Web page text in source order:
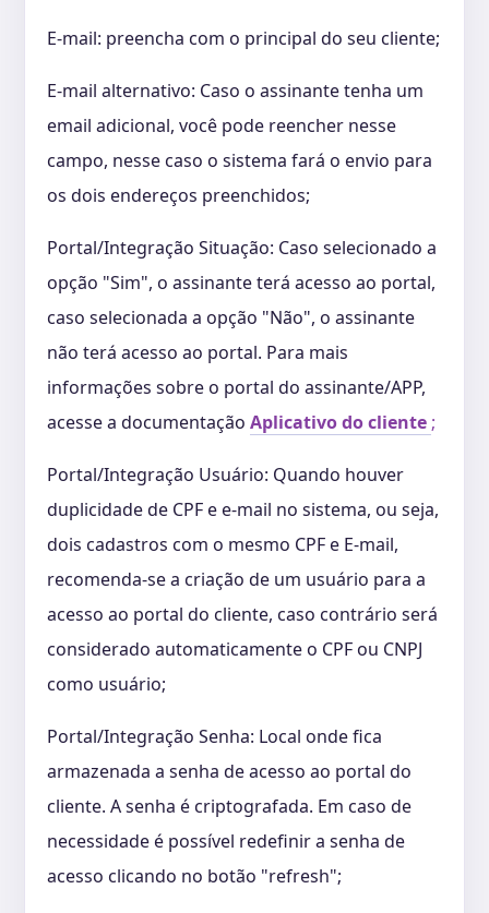
E-mail: preencha com o principal do seu cliente;
E-mail alternativo: Caso o assinante tenha um
email adicional, você pode reencher nesse
campo, nesse caso o sistema fará o envio para
os dois endereços preenchidos;
Portal/Integração Situação: Caso selecionado a
opção "Sim", o assinante terá acesso ao portal,
caso selecionada a opção "Não", o assinante
não terá acesso ao portal. Para mais
informações sobre o portal do assinante/APP,
acesse a documentação Aplicativo do cliente ;
Portal/Integração Usuário: Quando houver
duplicidade de CPF e e-mail no sistema, ou seja,
dois cadastros com o mesmo CPF e E-mail,
recomenda-se a criação de um usuário para a
acesso ao portal do cliente, caso contrário será
considerado automaticamente o CPF ou CNPJ
como usuário;
Portal/Integração Senha: Local onde fica
armazenada a senha de acesso ao portal do
cliente. A senha é criptografada. Em caso de
necessidade é possível redefinir a senha de
acesso clicando no botão "refresh";